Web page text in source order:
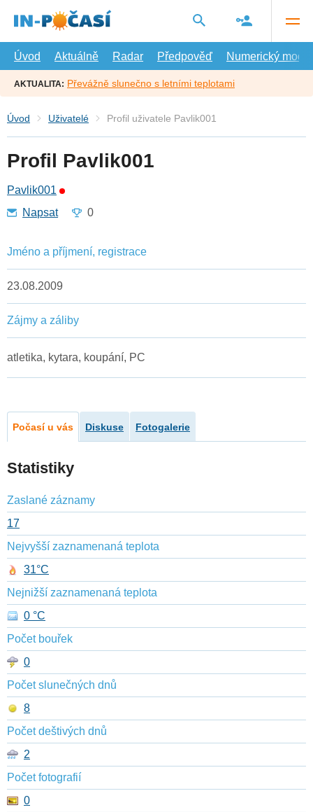
hlavní
Úvod
Aktuálně Radar Předpověď Numerický model
AKTUALITA: Převážně slunečno s letními teplotami
Úvod Uživatelé Profil uživatele Pavlik001
Profil Pavlik001
Pavlik001
Napsat
0
Jméno a příjmení, registrace
23.08.2009
Zájmy a záliby
atletika, kytara, koupání, PC
Počasí u vás Diskuse Fotogalerie
Statistiky
Zaslané záznamy
17
Nejvyšší zaznamenaná teplota
31°C
Nejnižší zaznamenaná teplota
0 °C
Počet bouřek
0
Počet slunečných dnů
8
Počet deštivých dnů
2
Počet fotografií
0